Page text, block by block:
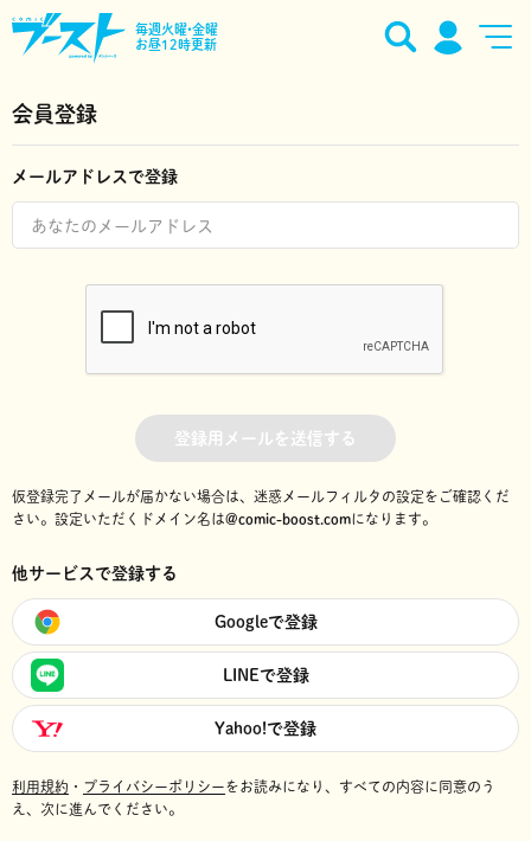
毎週火曜•金曜
お昼12時更新
会員登録
メールアドレスで登録
登録用メールを送信する
仮登録完了メールが届かない場合は、迷惑メールフィルタの設定をご確認くだ
さい。 設定いただくドメイン名は@comic-boost.comになります。
他サービスで登録する
Googleで登録
LINEで登録
Yahoo!で登録
利用規約 ・ プライバシーポリシーをお読みになり、 すべての内容に同意のう
え、次に進んでください。